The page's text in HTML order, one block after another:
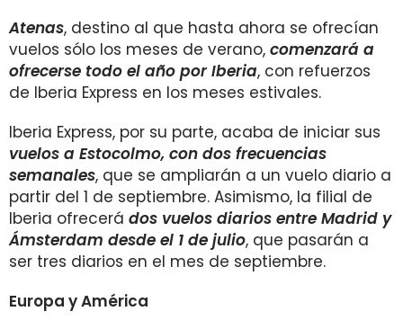
Atenas, destino al que hasta ahora se ofrecían
vuelos sólo los meses de verano, comenzará a
ofrecerse todo el año por Iberia, con refuerzos
de Iberia Express en los meses estivales.
Iberia Express, por su parte, acaba de iniciar sus
vuelos a Estocolmo, con dos frecuencias
semanales, que se ampliarán a un vuelo diario a
partir del 1 de septiembre. Asimismo, la filial de
Iberia ofrecerá dos vuelos diarios entre Madrid y
Ámsterdam desde el 1 de julio, que pasarán a
ser tres diarios en el mes de septiembre.
Europa y América